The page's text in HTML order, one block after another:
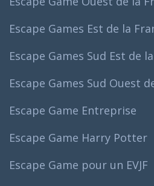
Escape Games Est de la
Escape Games Sud Est de
Escape Games Sud Ouest
Escape Game Entreprise
Escape Game Harry Potter
Escape Game pour un EVJF